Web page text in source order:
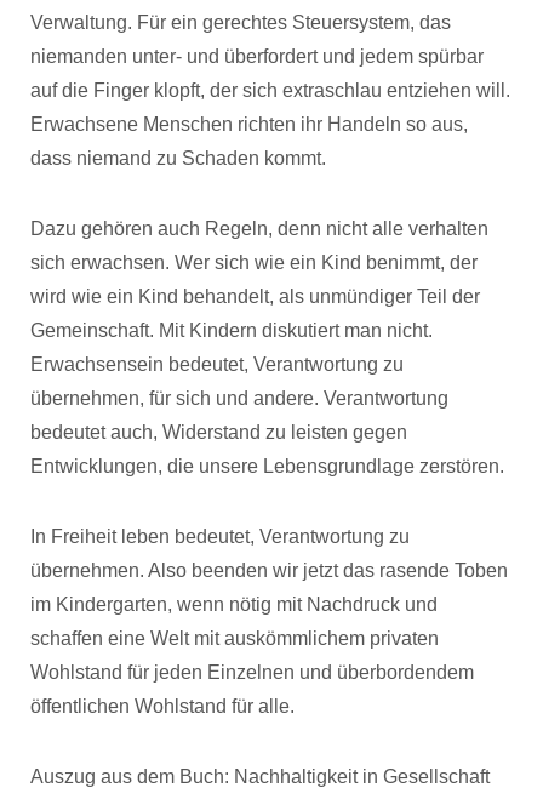
Verwaltung. Für ein gerechtes Steuersystem, das
niemanden unter- und überfordert und jedem spürbar
auf die Finger klopft, der sich extraschlau entziehen will.
Erwachsene Menschen richten ihr Handeln so aus,
dass niemand zu Schaden kommt.
Dazu gehören auch Regeln, denn nicht alle verhalten
sich erwachsen. Wer sich wie ein Kind benimmt, der
wird wie ein Kind behandelt, als unmündiger Teil der
Gemeinschaft. Mit Kindern diskutiert man nicht.
Erwachsensein bedeutet, Verantwortung zu
übernehmen, für sich und andere. Verantwortung
bedeutet auch, Widerstand zu leisten gegen
Entwicklungen, die unsere Lebensgrundlage zerstören.
In Freiheit leben bedeutet, Verantwortung zu
übernehmen. Also beenden wir jetzt das rasende Toben
im Kindergarten, wenn nötig mit Nachdruck und
schaffen eine Welt mit auskömmlichem privaten
Wohlstand für jeden Einzelnen und überbordendem
öffentlichen Wohlstand für alle.
Auszug aus dem Buch: Nachhaltigkeit in Gesellschaft